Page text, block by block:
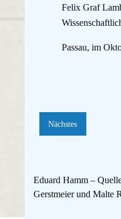
Felix Graf
Passau, im
Nächstes
Eduard Hamm –
Gerstmeier und Malte